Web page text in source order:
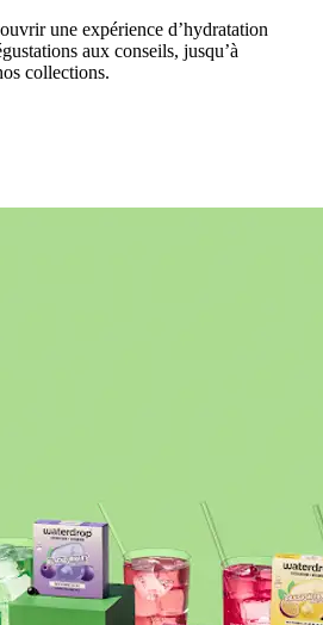
une expérience d’hydratation
aux conseils, jusqu’à
collections.